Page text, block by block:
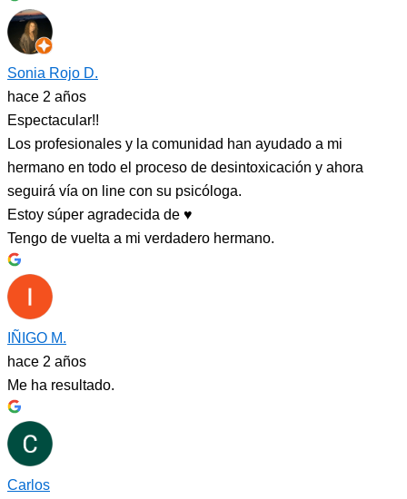
Sonia Rojo D.
hace 2 años
Espectacular!!
Los profesionales y la comunidad han ayudado a mi
hermano en todo el proceso de desintoxicación y ahora
seguirá vía on line con su psicóloga.
Estoy súper agradecida de ♥️
Tengo de vuelta a mi verdadero hermano.
IÑIGO M.
hace 2 años
Me ha resultado.
Carlos